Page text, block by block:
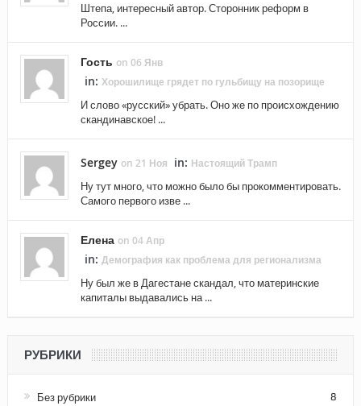
Штепа, интересный автор. Сторонник реформ в
России. ...
Гость on 06 Янв
in: Хорошилище грядет по гульбищу на позорище
И слово «русский» убрать. Оно же по происхождению
скандинавское! ...
Sergey on 21 Ноя in: Настоящий Трамп
Ну тут много, что можно было бы прокомментировать.
Самого первого изве ...
Елена on 04 Апр
in: Демография как проблема для регионализма
Ну был же в Дагестане скандал, что материнские
капиталы выдавались на ...
РУБРИКИ
Без рубрики 8